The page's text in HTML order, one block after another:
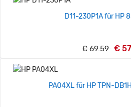
D11-230P1A für HP
€ 69.59 €
PA04XL für HP TPN-